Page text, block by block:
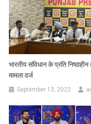
भारतीय संविधान के प्रति
मामला दर्ज
September 13, 2022